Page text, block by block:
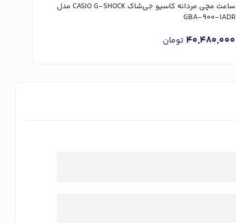
ساعت مچی مردانه کاسیو جی‌شاک CASIO G-SHOCK مدل
GBA-900-1ADR
40,480,000 تومان